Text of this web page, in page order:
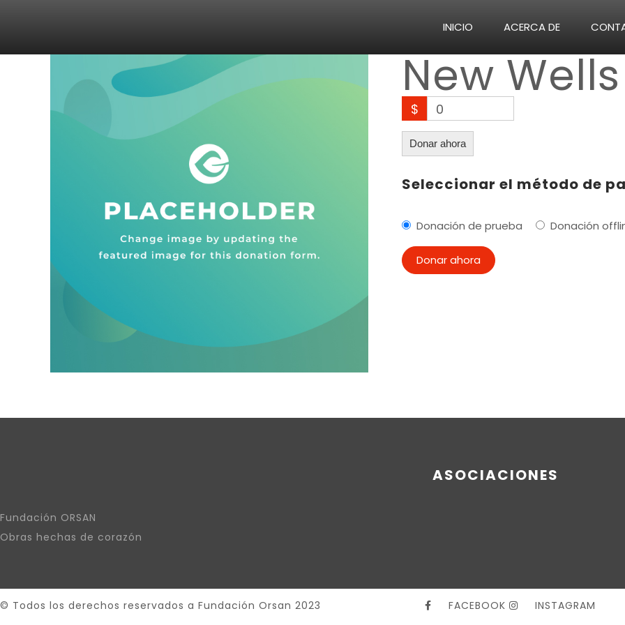
INICIO ACERCA DE
New Wells
$ 0
Donar ahora
Seleccionar el método de
Donación de prueba Donación
Fundación ORSAN
Obras hechas de corazón
ASOCIACIONES
© Todos los derechos reservados a Fundación Orsan 2023 FACEBOOK INSTAGRAM